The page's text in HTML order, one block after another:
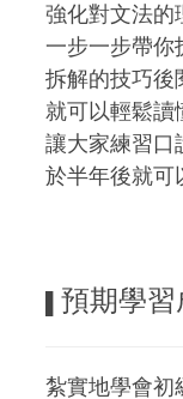
強化對文法的
一步一步帶你
拆解的技巧後
就可以輕鬆讀
讓大家練習口
於半年後就可
預期學習
紮實地學會初